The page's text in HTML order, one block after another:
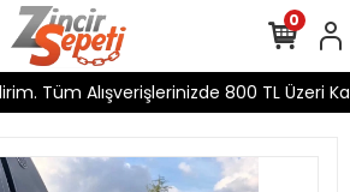
Tüm Alışverişlerinizde 800 TL Üzeri
0